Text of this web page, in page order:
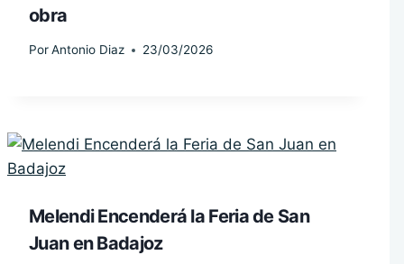
obra
PorAntonio Diaz 23/03/2026
Melendi Encenderá la Feria de San
Juan en Badajoz